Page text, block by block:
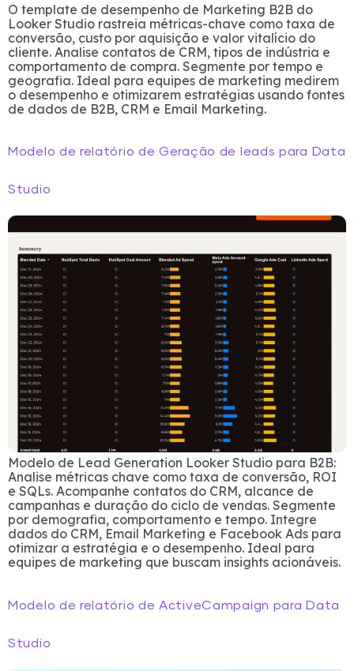
O template de desempenho de Marketing B2B do
Looker Studio rastreia métricas-chave como taxa de
conversão, custo por aquisição e valor vitalício do
cliente. Analise contatos de CRM, tipos de indústria e
comportamento de compra. Segmente por tempo e
geografia. Ideal para equipes de marketing medirem
o desempenho e otimizarem estratégias usando fontes
de dados de B2B, CRM e Email Marketing.
Modelo de relatório de Geração de leads para Data
Studio
Modelo de Lead Generation Looker Studio para B2B:
Analise métricas chave como taxa de conversão, ROI
e SQLs. Acompanhe contatos do CRM, alcance de
campanhas e duração do ciclo de vendas. Segmente
por demografia, comportamento e tempo. Integre
dados do CRM, Email Marketing e Facebook Ads para
otimizar a estratégia e o desempenho. Ideal para
equipes de marketing que buscam insights acionáveis.
Modelo de relatório de ActiveCampaign para Data
Studio